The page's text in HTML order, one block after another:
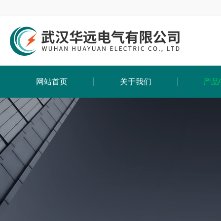
网站首页 关于我们 产品